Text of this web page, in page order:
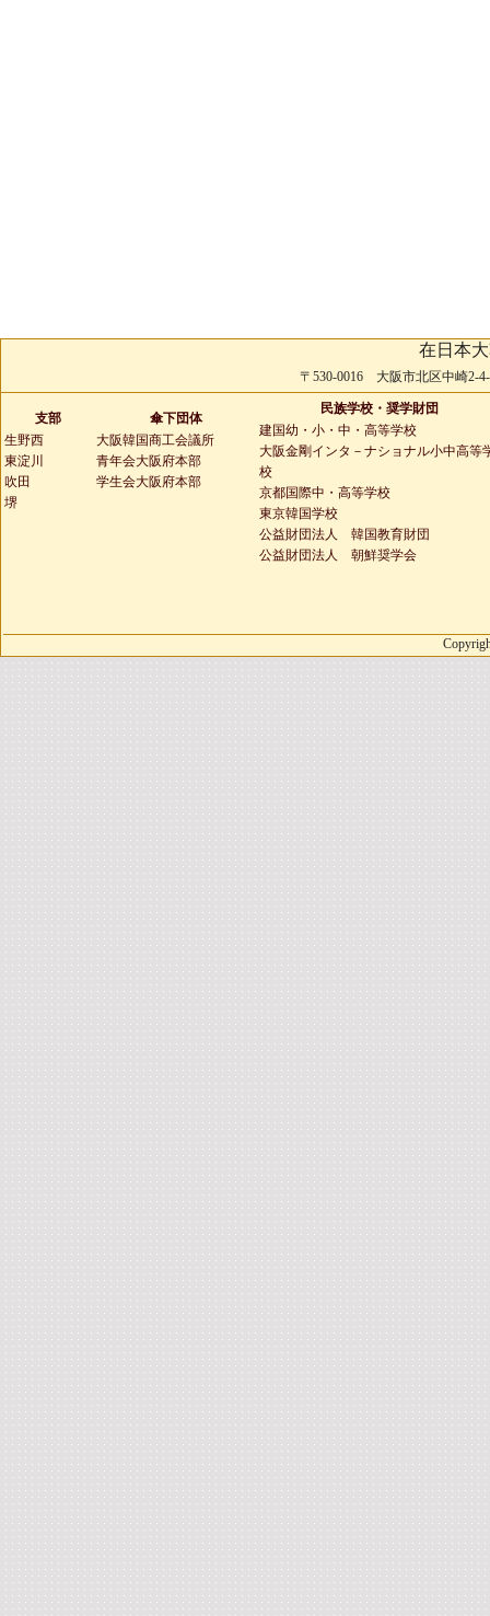
在日本
〒530-0016 大阪市北区中崎2-
支部
生野西
東淀川
吹田
堺
傘下団体
大阪韓国商工会議所
青年会大阪府本部
学生会大阪府本部
民族学校・奨学財団
建国幼・小・中・高等学校
大阪金剛インタ－ナショナル小中高等
校
京都国際中・高等学校
東京韓国学校
公益財団法人 韓国教育財団
公益財団法人 朝鮮奨学会